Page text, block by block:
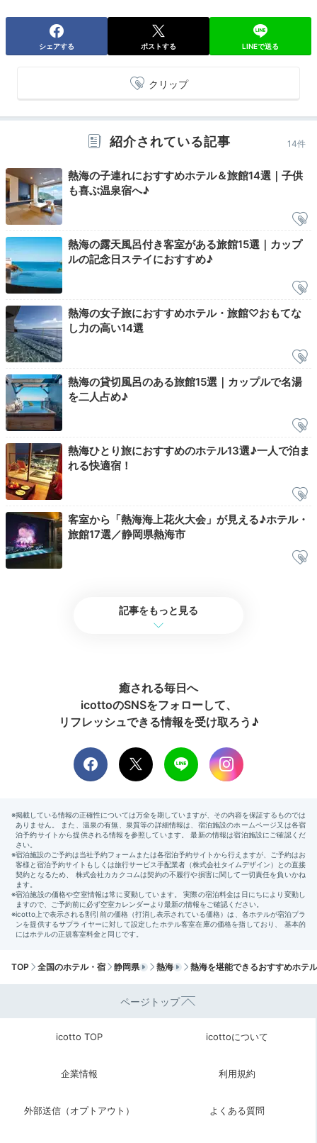
はご飯と相性抜群でした。
10:00
心遣いに感謝しつつ
チェックアウト
「湯宿一番地」はおもてなし自慢の宿。チェックアウト
時には思い出の写真を撮ってもらえますよ。記念日で宿
泊する場合は、事前に予約すれば写真のプレゼントもあ
るとか♪
チェックアウト時に、スタッフの方が「写真をお撮りしましょう
か︖」と声をかけてくださいました。
静岡県内をドライブ
2日目は、熱海から足を延ばして沼津や富士宮へ♪沼津
港の「港八十三番地」で海鮮丼を味わったり、富士山を
望む絶景スポットで写真を撮ったりして楽しんじゃいま
___karin.jp
も写真映えしますよ！
シェアする ポストする LINEで送る
クリップ
紹介されている記事 14件
熱海の子連れにおすすめホテル＆旅館14選｜子供
も喜ぶ温泉宿へ♪
熱海の露天風呂付き客室がある旅館15選｜カップ
ルの記念日ステイにおすすめ♪
熱海の女子旅におすすめホテル・旅館♡おもてな
し力の高い14選
熱海の貸切風呂のある旅館15選｜カップルで名湯
を二人占め♪
熱海ひとり旅におすすめのホテル13選♪一人で泊ま
れる快適宿！
客室から「熱海海上花火大会」が見える♪ホテル・
旅館17選／静岡県熱海市
記事をもっと見る
癒される毎日へ
icottoのSNSをフォローして、
リフレッシュできる情報を受け取ろう♪
TOP 全国のホテル・宿 静岡県 熱海 熱海を堪能できるおすすめホテ
ページトップ
icotto TOP icottoについて
企業情報 利用規約
外部送信（オプトアウト） よくある質問